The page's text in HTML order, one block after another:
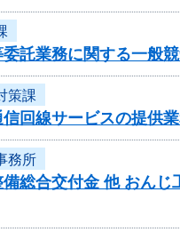
託業務に関する一般
策課
回線サービスの提供
務所
総合交付金 他 おん